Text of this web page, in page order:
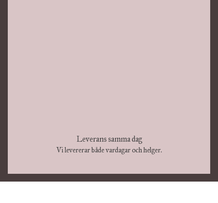
Leverans samma dag
Vi levererar både vardagar och helger.